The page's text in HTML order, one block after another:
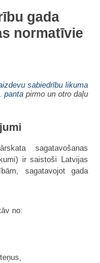
gada
normatīvie
sabiedrību likuma
panta pirmo un otro daļu
sagatavošanas
ir saistoši Latvijas
sagatavojot gada
no: